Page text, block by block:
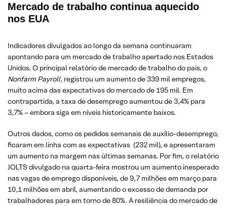
Mercado de trabalho continua aquecido
nos EUA
Indicadores divulgados ao longo da semana continuaram
apontando para um mercado de trabalho apertado nos Estados
Unidos. O principal relatório de mercado de trabalho do país, o
Nonfarm Payroll, registrou um aumento de 339 mil empregos,
muito acima das expectativas do mercado de 195 mil. Em
contrapartida, a taxa de desemprego aumentou de 3,4% para
3,7% – embora siga em níveis historicamente baixos.
Outros dados, como os pedidos semanais de auxílio-desemprego,
ficaram em linha com as expectativas (232 mil), e apresentaram
um aumento na margem nas últimas semanas. Por fim, o relatório
JOLTS divulgado na quarta-feira mostrou um aumento inesperado
nas vagas de emprego disponíveis, de 9,7 milhões em março para
10,1 milhões em abril, aumentando o excesso de demanda por
trabalhadores para em torno de 80%. A resiliência do mercado de